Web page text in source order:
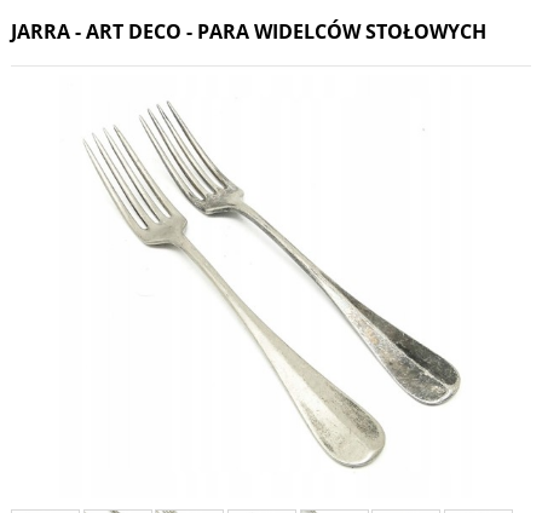
JARRA - ART DECO - PARA WIDELCÓW STOŁOWYCH